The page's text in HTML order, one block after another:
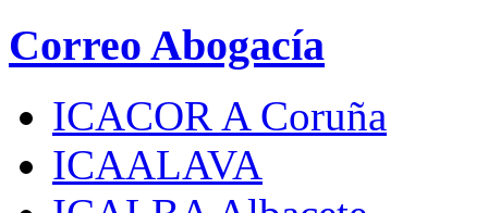
Correo Abogacía
ICACOR A Coruña
ICAALAVA